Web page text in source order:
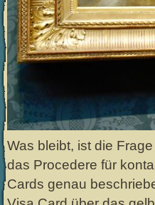
Was bleibt, ist die
das Procedere für
Cards genau